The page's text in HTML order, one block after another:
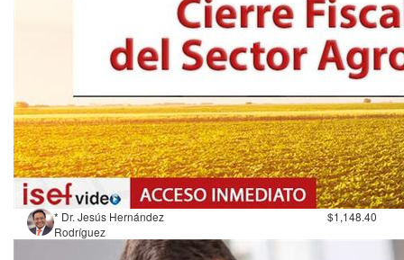
* Dr. Jesús Hernández
Rodríguez
$1,148.40